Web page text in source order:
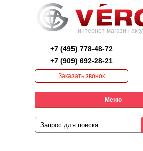
интернет-магазин
+7 (495) 778-48-72
+7 (909) 692-28-21
Заказать звонок
Меню